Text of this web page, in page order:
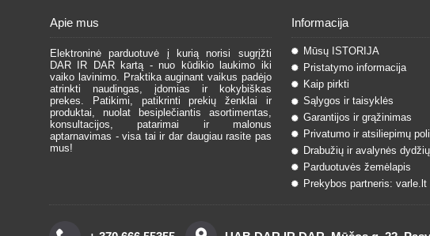
Apie mus
Elektroninė parduotuvė į kurią norisi sugrįžti
DAR IR DAR kartą - nuo kūdikio laukimo iki
vaiko lavinimo. Praktika auginant vaikus padėjo
atrinkti naudingas, įdomias ir kokybiškas
prekes. Patikimi, patikrinti prekių ženklai ir
produktai, nuolat besiplečiantis asortimentas,
konsultacijos, patarimai ir malonus
aptarnavimas - visa tai ir dar daugiau rasite pas
mus!
Informacija
Mūsų ISTORIJA
Pristatymo informacija
Kaip pirkti
Sąlygos ir taisyklės
Garantijos ir grąžinimas
Privatumo ir atsiliepimų
Drabužių ir avalynės
Parduotuvės žemėlapis
Prekybos partneris: varle.lt